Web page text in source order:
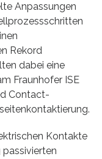
Anpassungen
Rekord
dabei eine
Fraunhofer ISE
Contact-
Kontakte